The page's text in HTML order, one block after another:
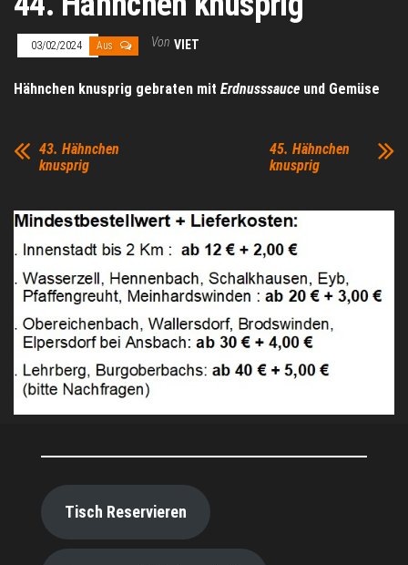
03/02/2024 Aus Von VIET
Hähnchen knusprig gebraten mit Erdnusssauce und Gemüse
43. Hähnchen
knusprig
45. Hähnchen
knusprig
Tisch Reservieren